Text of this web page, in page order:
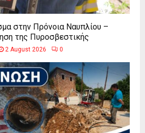
στην Πρόνοια Ναυπλίου –
της Πυροσβεστικής
2 August 2026 0